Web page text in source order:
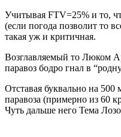
Учитывая FTV=25% и то,
(если погода позволит то
такая уж и критичная.
Возглавляемый то Люком
паравоз бодро гнал в
Отставая буквально на 500
паравоза (примерно из 60
Чуть дальше него Тема